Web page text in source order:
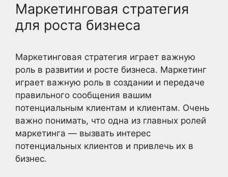
Маркетинговая стратегия
для роста бизнеса
Маркетинговая стратегия играет важную
роль в развитии и росте бизнеса. Маркетинг
играет важную роль в создании и передаче
правильного сообщения вашим
потенциальным клиентам и клиентам. Очень
важно понимать, что одна из главных ролей
маркетинга — вызвать интерес
потенциальных клиентов и привлечь их в
бизнес.